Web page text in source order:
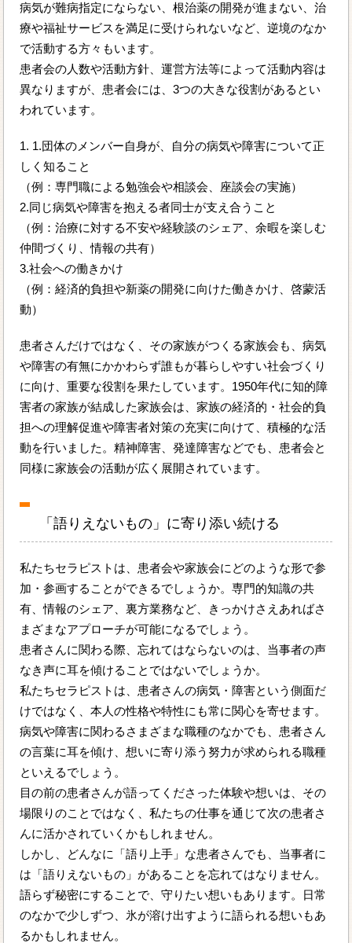
病気が難病指定にならない、根治薬の開発が進まない、治
療や福祉サービスを満足に受けられないなど、逆境のなか
で活動する方々もいます。
患者会の人数や活動方針、運営方法等によって活動内容は
異なりますが、患者会には、3つの大きな役割があるとい
われています。
1. 1.団体のメンバー自身が、自分の病気や障害について正
しく知ること
（例：専門職による勉強会や相談会、座談会の実施）
2.同じ病気や障害を抱える者同士が支え合うこと
（例：治療に対する不安や経験談のシェア、余暇を楽しむ
仲間づくり、情報の共有）
3.社会への働きかけ
（例：経済的負担や新薬の開発に向けた働きかけ、啓蒙活
動）
患者さんだけではなく、その家族がつくる家族会も、病気
や障害の有無にかかわらず誰もが暮らしやすい社会づくり
に向け、重要な役割を果たしています。1950年代に知的障
害者の家族が結成した家族会は、家族の経済的・社会的負
担への理解促進や障害者対策の充実に向けて、積極的な活
動を行いました。精神障害、発達障害などでも、患者会と
同様に家族会の活動が広く展開されています。
「語りえないもの」に寄り添い続ける
私たちセラピストは、患者会や家族会にどのような形で参
加・参画することができるでしょうか。専門的知識の共
有、情報のシェア、裏方業務など、きっかけさえあればさ
まざまなアプローチが可能になるでしょう。
患者さんに関わる際、忘れてはならないのは、当事者の声
なき声に耳を傾けることではないでしょうか。
私たちセラピストは、患者さんの病気・障害という側面だ
けではなく、本人の性格や特性にも常に関心を寄せます。
病気や障害に関わるさまざまな職種のなかでも、患者さん
の言葉に耳を傾け、想いに寄り添う努力が求められる職種
といえるでしょう。
目の前の患者さんが語ってくださった体験や想いは、その
場限りのことではなく、私たちの仕事を通じて次の患者さ
んに活かされていくかもしれません。
しかし、どんなに「語り上手」な患者さんでも、当事者に
は「語りえないもの」があることを忘れてはなりません。
語らず秘密にすることで、守りたい想いもあります。日常
のなかで少しずつ、氷が溶け出すように語られる想いもあ
るかもしれません。